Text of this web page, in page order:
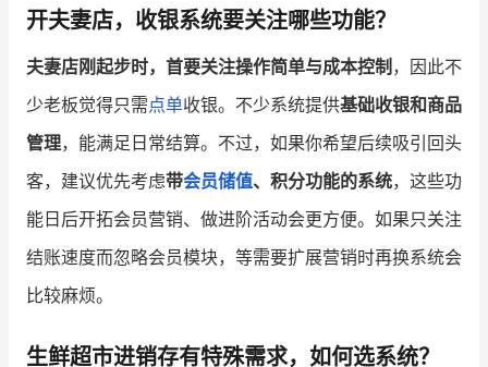
开夫妻店，收银系统要关注哪些功能？
夫妻店刚起步时，首要关注操作简单与成本控制 ，因此不
少老板觉得只需点单收银。不少系统提供基础收银和商品
管理，能满足日常结算。不过，如果你希望后续吸引回头
客，建议优先考虑带会员储值、积分功能的系统，这些功
能日后开拓会员营销、做进阶活动会更方便。如果只关注
结账速度而忽略会员模块，等需要扩展营销时再换系统会
比较麻烦。
生鲜超市进销存有特殊需求，如何选系统？